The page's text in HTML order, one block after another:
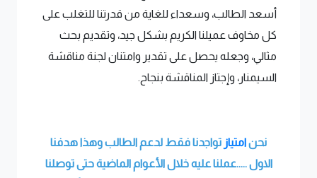
أسعد الطالب، وسعداء للغاية من قدرتنا للتغلب على
كل مخاوف عميلنا الكريم بشكل جيد، وتقديم بحث
مثالي، وجعله يحصل على تقدير وامتنان لجنة مناقشة
السيمنار، وإجتاز المناقشة بنجاح.
نحنامتياز تواجدنا فقط لدعم الطالب وهذا هدفنا
الاول .....عملنا عليه خلال الأعوام الماضية حتى توصلنا